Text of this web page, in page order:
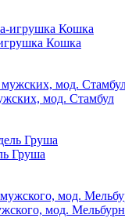
Кошка
мод. Стамбул
Груша
мод. Мельбурн